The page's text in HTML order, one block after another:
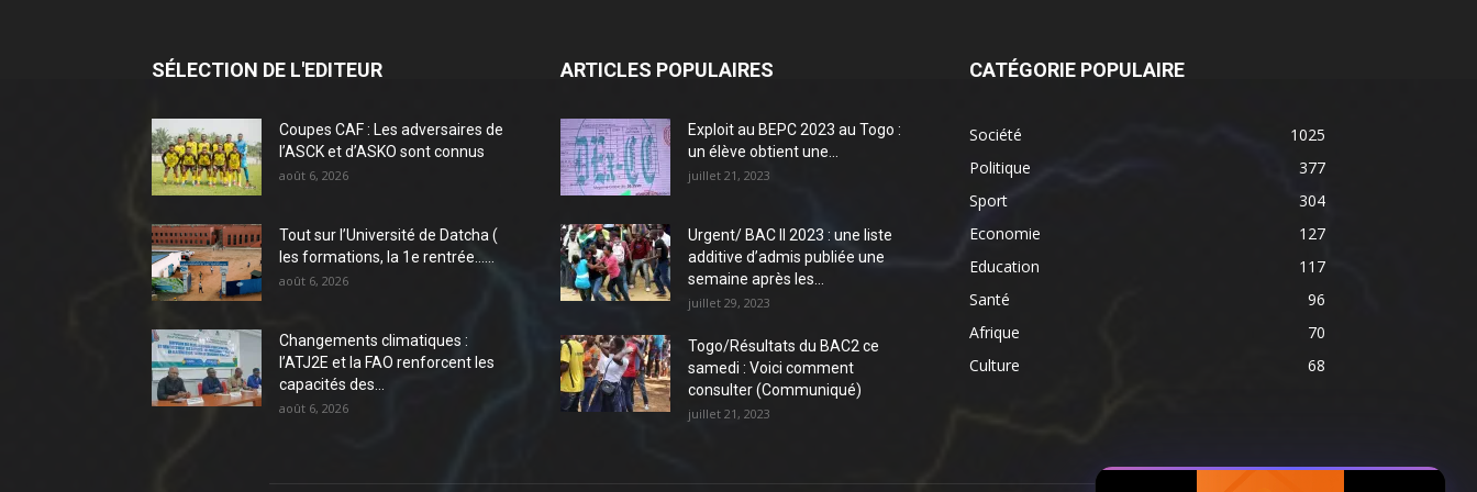
SÉLECTION DE L'EDITEUR
Coupes CAF : Les adversaires de
l’ASCK et d’ASKO sont connus
août 6, 2026
Tout sur l’Université de Datcha (
les formations, la 1e rentrée…...
août 6, 2026
Changements climatiques :
l’ATJ2E et la FAO renforcent les
capacités des...
août 6, 2026
ARTICLES POPULAIRES
Exploit au BEPC 2023 au Togo :
un élève obtient une...
juillet 21, 2023
Urgent/ BAC II 2023 : une liste
additive d’admis publiée une
semaine après les...
juillet 29, 2023
Togo/Résultats du BAC2 ce
samedi : Voici comment
consulter (Communiqué)
juillet 21, 2023
CATÉGORIE POPULAIRE
Société
1025
Politique
377
Sport
304
Economie
127
Education
117
Santé
96
Afrique
70
Culture
68